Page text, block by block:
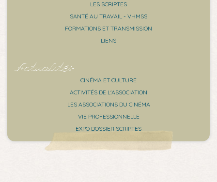
LES SCRIPTES
SANTÉ AU TRAVAIL - VHMSS
FORMATIONS ET TRANSMISSION
LIENS
Actualités
CINÉMA ET CULTURE
ACTIVITÉS DE L'ASSOCIATION
LES ASSOCIATIONS DU CINÉMA
VIE PROFESSIONNELLE
EXPO DOSSIER SCRIPTES